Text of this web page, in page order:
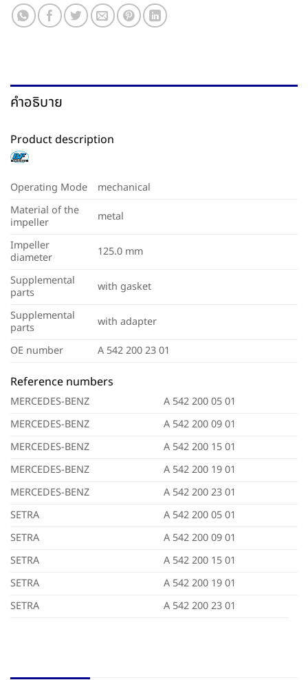
คำอธิบาย
Product description
Operating Mode
mechanical
Material of the
impeller
metal
Impeller
diameter
125.0 mm
Supplemental
parts
with gasket
Supplemental
parts
with adapter
OE number
A 542 200 23 01
Reference numbers
MERCEDES-BENZ
A 542 200 05 01
MERCEDES-BENZ
A 542 200 09 01
MERCEDES-BENZ
A 542 200 15 01
MERCEDES-BENZ
A 542 200 19 01
MERCEDES-BENZ
A 542 200 23 01
SETRA
A 542 200 05 01
SETRA
A 542 200 09 01
SETRA
A 542 200 15 01
SETRA
A 542 200 19 01
SETRA
A 542 200 23 01